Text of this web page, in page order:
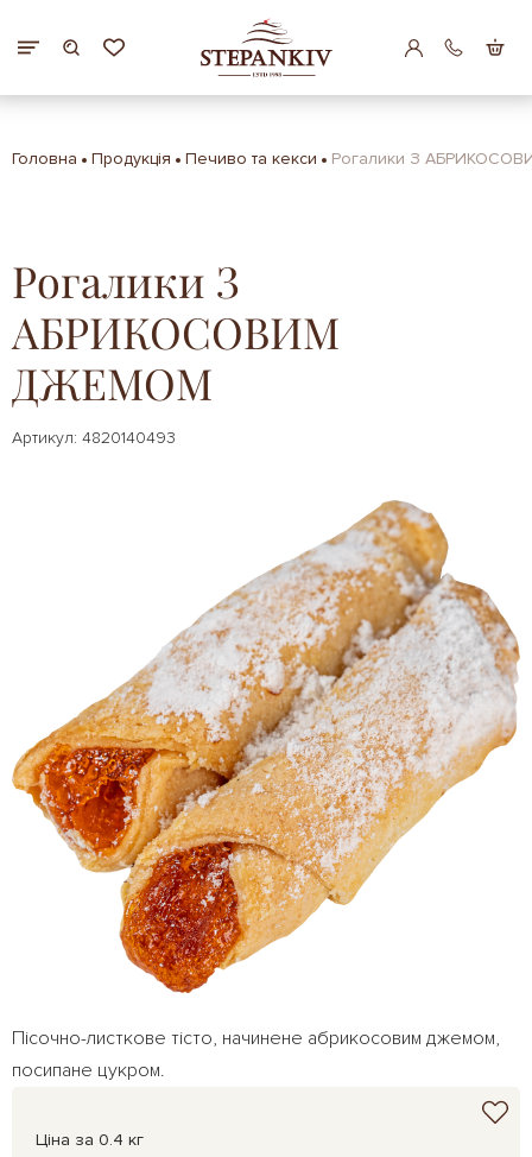
Головна Продукція Печиво та кекси Рогалики З
Рогалики З
АБРИКОСОВИМ
ДЖЕМОМ
Артикул: 4820140493
Пісочно-листкове тісто, начинене абрикосовим джемом,
посипане цукром.
Ціна за 0.4 кг